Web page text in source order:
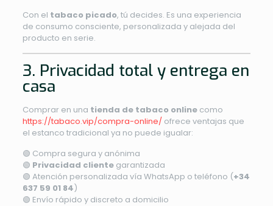
Con el tabaco picado, tú decides. Es una experiencia
de consumo consciente, personalizada y alejada del
producto en serie.
3. Privacidad total y entrega en
casa
Comprar en una tienda de tabaco onlinecomo
https://tabaco.vip/compra-online/ofrece ventajas que
el estanco tradicional ya no puede igualar:
🟢 Compra segura y anónima
🟢 Privacidad clientegarantizada
🟢 Atención personalizada vía WhatsApp o teléfono (+34
637 59 01 84)
🟢 Envío rápido y discreto a domicilio